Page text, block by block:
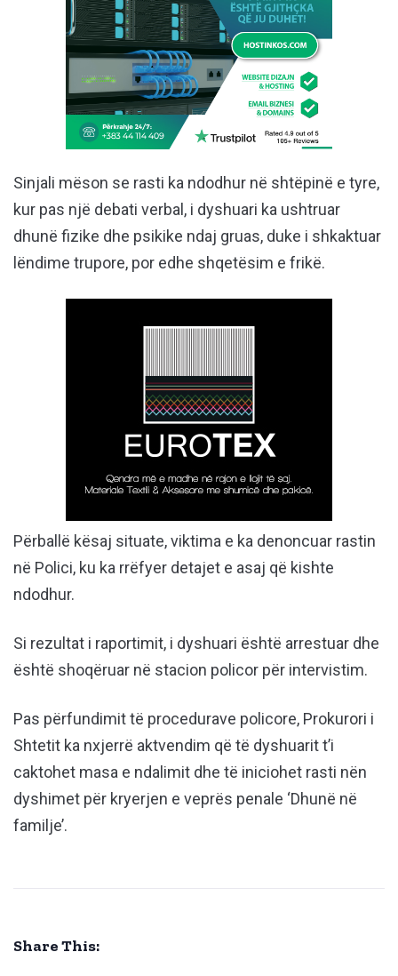
Sinjali mëson se rasti ka ndodhur në shtëpinë e tyre,
kur pas një debati verbal, i dyshuari ka ushtruar
dhunë fizike dhe psikike ndaj gruas, duke i shkaktuar
lëndime trupore, por edhe shqetësim e frikë.
Përballë kësaj situate, viktima e ka denoncuar rastin
në Polici, ku ka rrëfyer detajet e asaj që kishte
ndodhur.
Si rezultat i raportimit, i dyshuari është arrestuar dhe
është shoqëruar në stacion policor për intervistim.
Pas përfundimit të procedurave policore, Prokurori i
Shtetit ka nxjerrë aktvendim që të dyshuarit t’i
caktohet masa e ndalimit dhe të iniciohet rasti nën
dyshimet për kryerjen e veprës penale ‘Dhunë në
familje’.
Share This: